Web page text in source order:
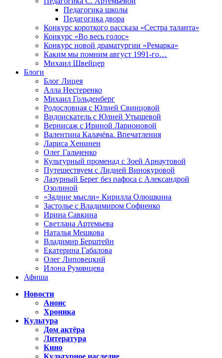
Педагогика школы
Педагогика двора
Конкурс короткого рассказа «Сестра таланта»
Конкурс «Во весь голос»
Конкурс новой драматургии «Ремарка»
Каким мы помним август 1991-го…
Михаил Швейцер
Блоги
Блог Лицея
Алла Нестеренко
Михаил Гольденберг
Родословная с Юлией Свинцовой
Видоискатель с Юлией Утышевой
Вернисаж с Ириной Ларионовой
Валентина Калачёва. Впечатления
Лариса Хенинен
Олег Гальченко
Культурный променад с Зоей Арнаутовой
Путешествуем с Лидией Винокуровой
Лазурный Берег без пафоса с Александрой
Озолиной
«Задние мысли» Кирилла Олюшкина
Застолье с Владимиром Софиенко
Ирина Савкина
Светлана Артемьева
Наталья Мешкова
Владимир Берштейн
Екатерина Габалова
Олег Липовецкий
Илона Румянцева
Афиша
Новости
Анонс
Хроника
Культура
Дом актёра
Литература
Кино